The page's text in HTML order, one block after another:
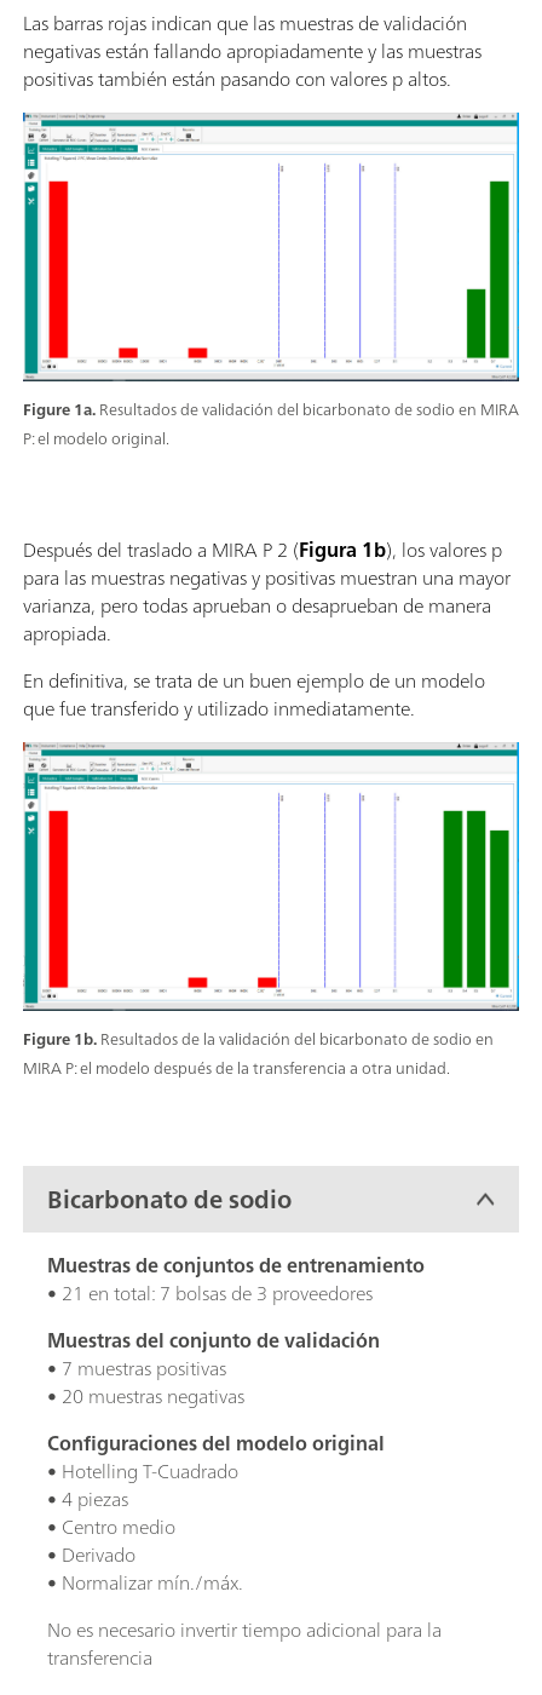
Figure 1a.Resultados de validación del bicarbonato de sodio en MIRA
P: el modelo original.
Las barras rojas indican que las muestras de validación
negativas están fallando apropiadamente y las muestras
positivas también están pasando con valores p altos.
Figure 1b.Resultados de la validación del bicarbonato de sodio en
MIRA P: el modelo después de la transferencia a otra unidad.
Después del traslado a MIRA P 2 (Figura 1b), los valores p
para las muestras negativas y positivas muestran una mayor
varianza, pero todas aprueban o desaprueban de manera
apropiada.
En definitiva, se trata de un buen ejemplo de un modelo
que fue transferido y utilizado inmediatamente.
Bicarbonato de sodio
Muestras de conjuntos de entrenamiento
• 21 en total: 7 bolsas de 3 proveedores
Muestras del conjunto de validación
• 7 muestras positivas
• 20 muestras negativas
Configuraciones del modelo original
• Hotelling T-Cuadrado
• 4 piezas
• Centro medio
• Derivado
• Normalizar mín./máx.
No es necesario invertir tiempo adicional para la
transferencia